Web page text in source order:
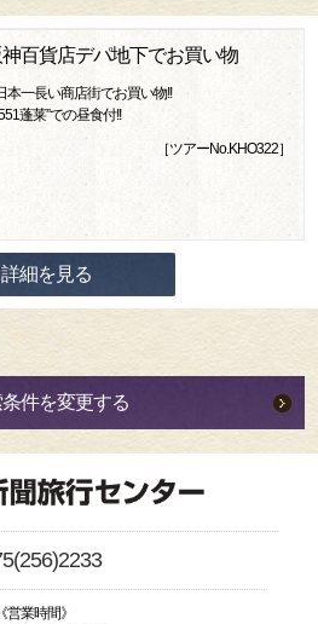
神百貨店デパ地下でお買い物
本一長い商店街でお買い物!!
蓬莱”での昼食付!!
［ツアーNo.KHO322］
詳細を見る
件を変更する
《営業時間》